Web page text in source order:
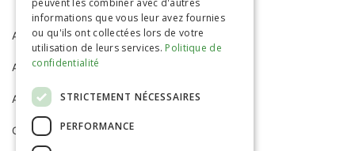
ACCUEIL AGRIMATCO
ACTIVITÉS
ACTUALITÉS R&D
CARRIÈRE
peuvent les combiner avec d'autres
informations que vous leur avez fournies
ou qu'ils ont collectées lors de votre
utilisation de leurs services. Politique de
confidentialité
STRICTEMENT NÉCESSAIRES
PERFORMANCE